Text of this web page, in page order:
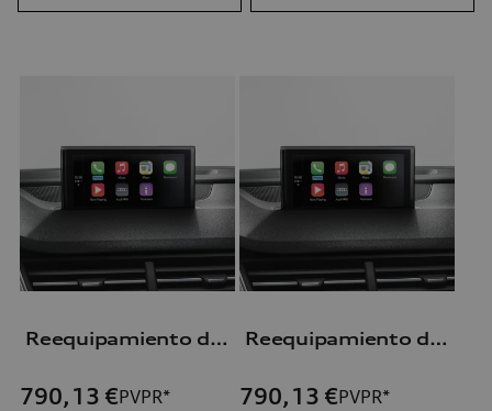
Reequipamiento de la Audi smartphone interface
790,13 €PVPR*
Reequipamiento de la Audi smartphone interface
790,13 €PVPR*